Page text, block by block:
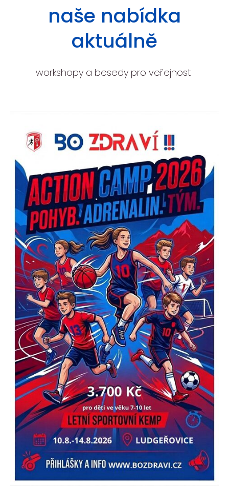
naše nabídka
aktuálně
workshopy a besedy pro veřejnost